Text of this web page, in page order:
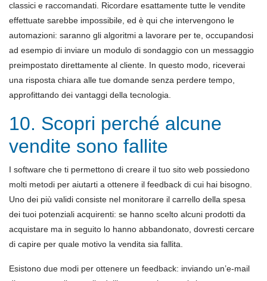
classici e raccomandati. Ricordare esattamente tutte le vendite
effettuate sarebbe impossibile, ed è qui che intervengono le
automazioni: saranno gli algoritmi a lavorare per te, occupandosi
ad esempio di inviare un modulo di sondaggio con un messaggio
preimpostato direttamente al cliente. In questo modo, riceverai
una risposta chiara alle tue domande senza perdere tempo,
approfittando dei vantaggi della tecnologia.
10. Scopri perché alcune
vendite sono fallite
I software che ti permettono di creare il tuo sito web possiedono
molti metodi per aiutarti a ottenere il feedback di cui hai bisogno.
Uno dei più validi consiste nel monitorare il carrello della spesa
dei tuoi potenziali acquirenti: se hanno scelto alcuni prodotti da
acquistare ma in seguito lo hanno abbandonato, dovresti cercare
di capire per quale motivo la vendita sia fallita.
Esistono due modi per ottenere un feedback: inviando un’e-mail